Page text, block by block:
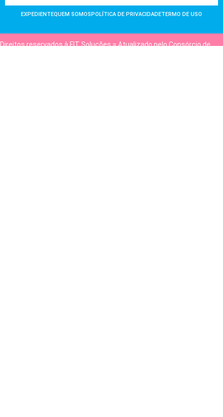
EXPEDIENTEQUEM SOMOSPOLÍTICA DE PRIVACIDADETERMO DE USO
Direitos reservados à FIT Soluções = Atualizado pelo Consórcio de